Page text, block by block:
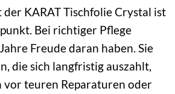
der KARAT Tischfolie Crystal ist
Bei richtiger Pflege
Freude daran haben. Sie
die sich langfristig auszahlt,
vor teuren Reparaturen oder